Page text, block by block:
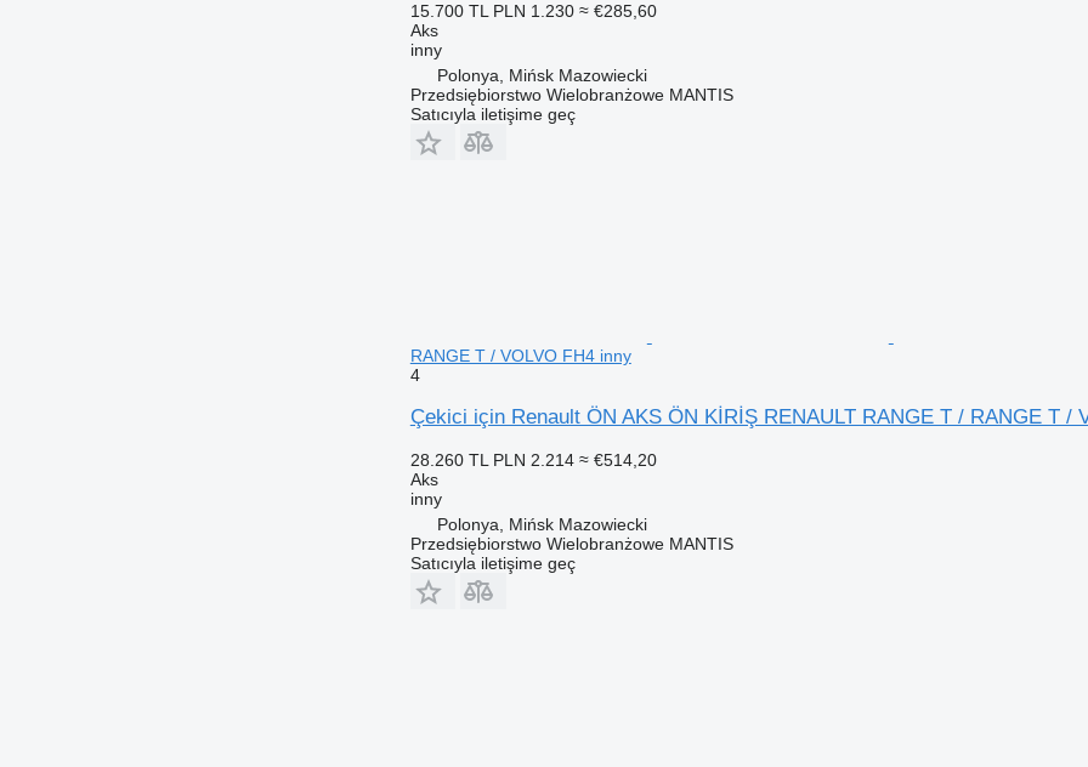
15.700 TL PLN 1.230 ≈ €285,60
Aks
inny
Polonya, Mińsk Mazowiecki
Przedsiębiorstwo Wielobranżowe MANTIS
Satıcıyla iletişime geç
RANGE T / VOLVO FH4 inny
4
Çekici için Renault ÖN AKS ÖN KİRİŞ RENAULT RANGE T / RANGE T /
28.260 TL PLN 2.214 ≈ €514,20
Aks
inny
Polonya, Mińsk Mazowiecki
Przedsiębiorstwo Wielobranżowe MANTIS
Satıcıyla iletişime geç